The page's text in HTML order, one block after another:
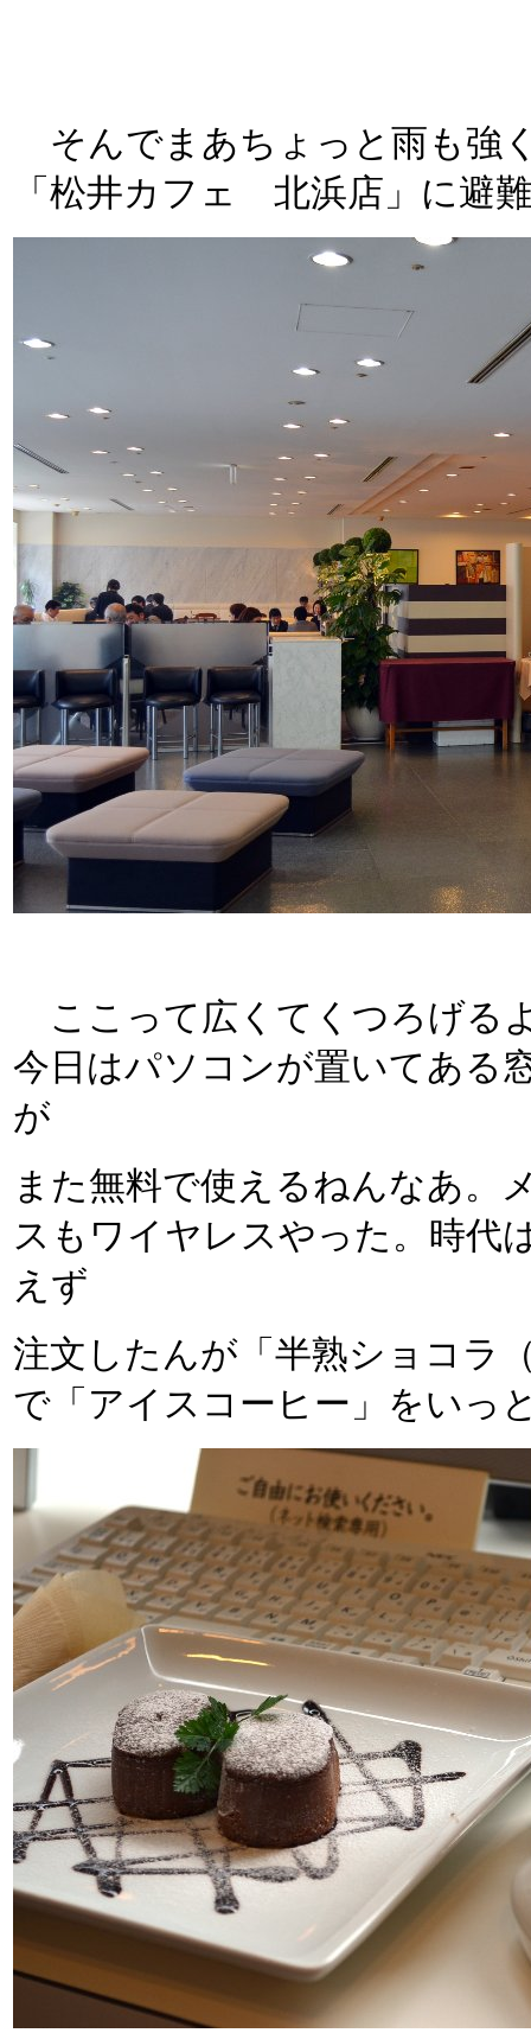
そんでまあちょっと雨も強
「松井カフェ 北浜店」に避
ここって広くてくつろげる
今日はパソコンが置いてある
が
また無料で使えるねんなあ。
スもワイヤレスやった。時代
えず
注文したんが「半熟ショコラ
で「アイスコーヒー」をいっ